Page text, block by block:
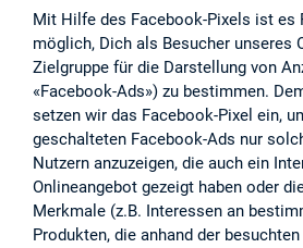
Mit Hilfe des Facebook-Pixels ist es
möglich, Dich als Besucher unseres
Zielgruppe für die Darstellung von
«Facebook-Ads») zu bestimmen.
setzen wir das Facebook-Pixel ein,
geschalteten Facebook-Ads nur
Nutzern anzuzeigen, die auch ein
Onlineangebot gezeigt haben oder
Merkmale (z.B. Interessen an
Produkten, die anhand der